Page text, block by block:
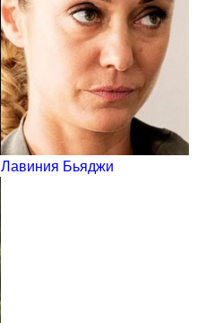
Лавиния Бьяджи